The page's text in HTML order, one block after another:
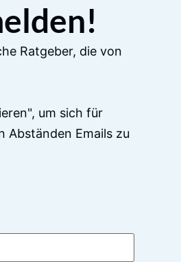
Ratgeber, die von
um sich für
Abständen Emails zu